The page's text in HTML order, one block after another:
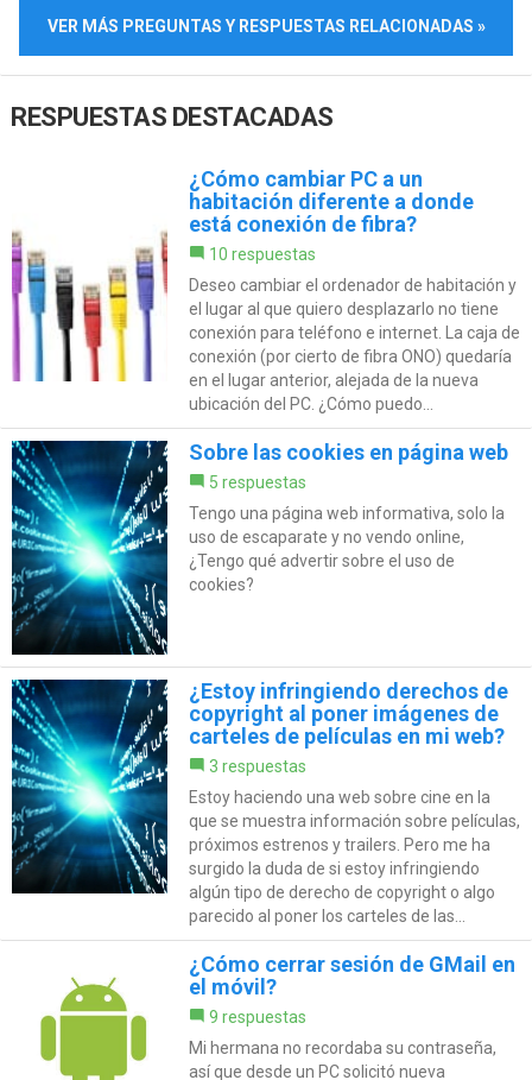
VER MÁS PREGUNTAS Y RESPUESTAS RELACIONADAS »
RESPUESTAS DESTACADAS
¿Cómo cambiar PC a un
habitación diferente a donde
está conexión de fibra?
10 respuestas
Deseo cambiar el ordenador de habitación y
el lugar al que quiero desplazarlo no tiene
conexión para teléfono e internet. La caja de
conexión (por cierto de fibra ONO) quedaría
en el lugar anterior, alejada de la nueva
ubicación del PC. ¿Cómo puedo...
Sobre las cookies en página web
5 respuestas
Tengo una página web informativa, solo la
uso de escaparate y no vendo online,
¿Tengo qué advertir sobre el uso de
cookies?
¿Estoy infringiendo derechos de
copyright al poner imágenes de
carteles de películas en mi web?
3 respuestas
Estoy haciendo una web sobre cine en la
que se muestra información sobre películas,
próximos estrenos y trailers. Pero me ha
surgido la duda de si estoy infringiendo
algún tipo de derecho de copyright o algo
parecido al poner los carteles de las...
¿Cómo cerrar sesión de GMail en
el móvil?
9 respuestas
Mi hermana no recordaba su contraseña,
así que desde un PC solicitó nueva